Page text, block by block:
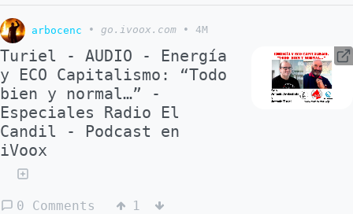
arbocenc • go.ivoox.com • 4M
Turiel - AUDIO - Energía
y ECO Capitalismo: “Todo
bien y normal…” -
Especiales Radio El
Candil - Podcast en
iVoox
0 Comments 1